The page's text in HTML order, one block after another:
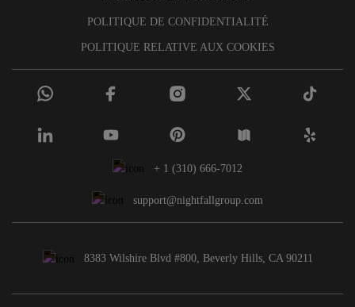
POLITIQUE DE CONFIDENTIALITÉ
POLITIQUE RELATIVE AUX COOKIES
+ 1 (310) 666-7012
support@nightfallgroup.com
8383 Wilshire Blvd #800, Beverly Hills, CA 90211